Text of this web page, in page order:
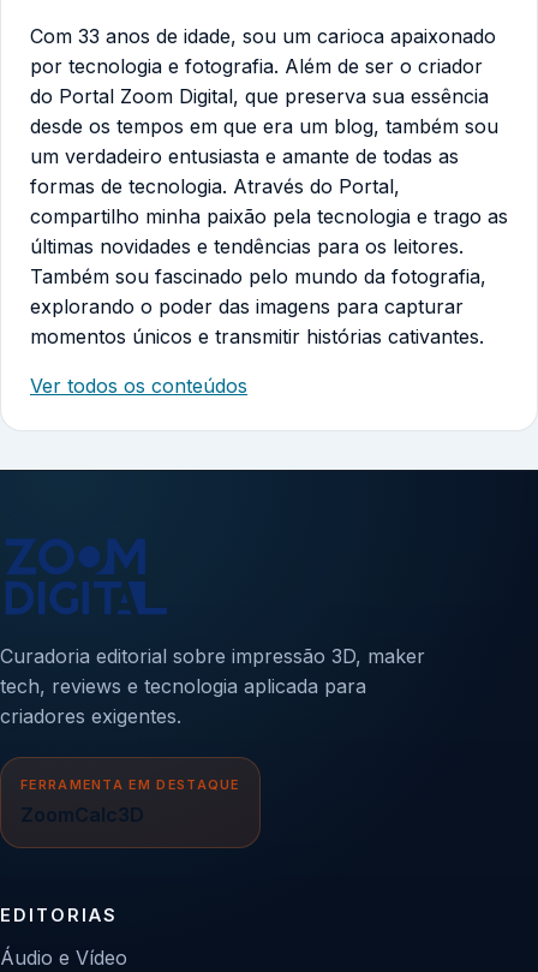
Com 33 anos de idade, sou um carioca apaixonado
por tecnologia e fotografia. Além de ser o criador
do Portal Zoom Digital, que preserva sua essência
desde os tempos em que era um blog, também sou
um verdadeiro entusiasta e amante de todas as
formas de tecnologia. Através do Portal,
compartilho minha paixão pela tecnologia e trago as
últimas novidades e tendências para os leitores.
Também sou fascinado pelo mundo da fotografia,
explorando o poder das imagens para capturar
momentos únicos e transmitir histórias cativantes.
Ver todos os conteúdos
Curadoria editorial sobre impressão 3D, maker
tech, reviews e tecnologia aplicada para
criadores exigentes.
FERRAMENTA EM DESTAQUE
ZoomCalc3D
EDITORIAS
Áudio e Vídeo